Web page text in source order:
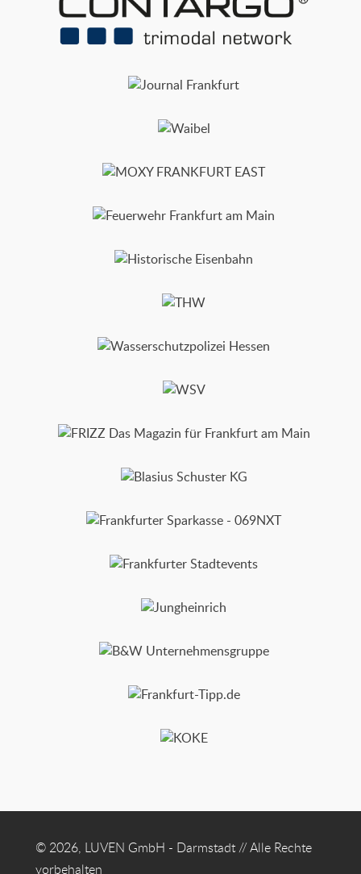
© 2026, LUVEN GmbH - Darmstadt // Alle Rechte
vorbehalten